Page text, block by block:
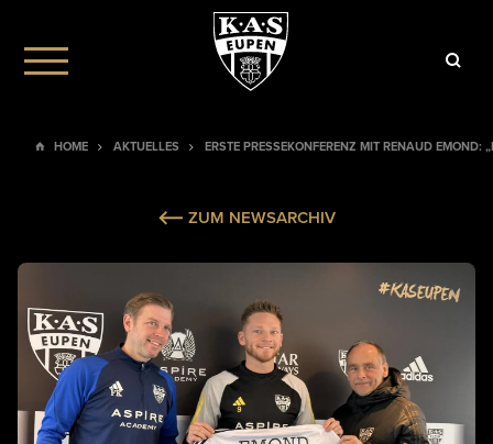
HOME AKTUELLES ERSTE PRESSEKONFERENZ MIT RENAUD
ZUM NEWSARCHIV